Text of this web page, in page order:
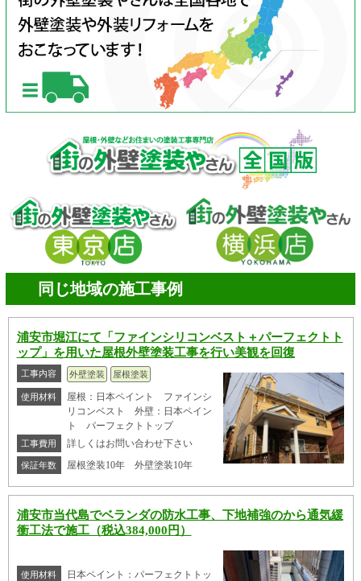
同じ地域の施工事例
浦安市堀江にて「ファインシリコンベスト＋パーフェクトト
ップ」を用いた屋根外壁塗装工事を行い美観を回復
工事内容 外壁塗装 屋根塗装
使用材料
屋根：日本ペイント ファインシ
リコンベスト 外壁：日本ペイン
ト パーフェクトトップ
工事費用 詳しくはお問い合わせ下さい
保証年数 屋根塗装10年 外壁塗装10年
浦安市当代島でベランダの防水工事、下地補強のから通気緩
衝工法で施工（税込384,000円）
使用材料
日本ペイント：パーフェクトトッ